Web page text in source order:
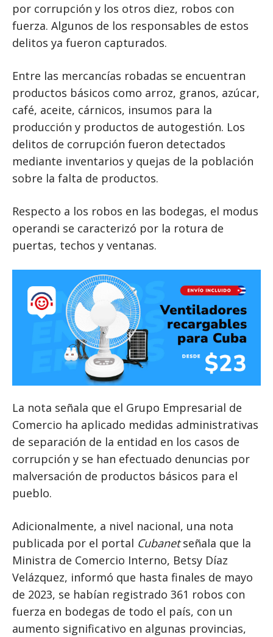
por corrupción y los otros diez, robos con
fuerza. Algunos de los responsables de estos
delitos ya fueron capturados.
Entre las mercancías robadas se encuentran
productos básicos como arroz, granos, azúcar,
café, aceite, cárnicos, insumos para la
producción y productos de autogestión. Los
delitos de corrupción fueron detectados
mediante inventarios y quejas de la población
sobre la falta de productos.
Respecto a los robos en las bodegas, el modus
operandi se caracterizó por la rotura de
puertas, techos y ventanas.
La nota señala que el Grupo Empresarial de
Comercio ha aplicado medidas administrativas
de separación de la entidad en los casos de
corrupción y se han efectuado denuncias por
malversación de productos básicos para el
pueblo.
Adicionalmente, a nivel nacional, una nota
publicada por el portal Cubanetseñala que la
Ministra de Comercio Interno, Betsy Díaz
Velázquez, informó que hasta finales de mayo
de 2023, se habían registrado 361 robos con
fuerza en bodegas de todo el país, con un
aumento significativo en algunas provincias,